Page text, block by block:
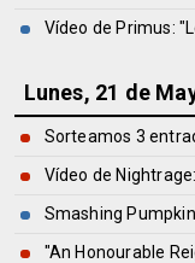
Vídeo de Primus:
Lunes, 21 de
Sorteamos 3
Vídeo de
Smashing
"An Honourable